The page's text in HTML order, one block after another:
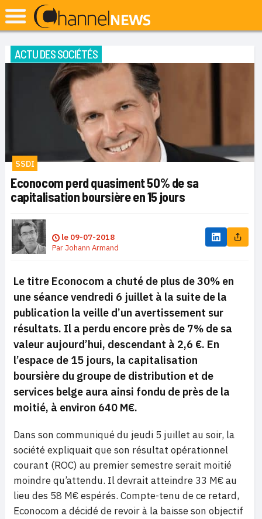
ACTU DES SOCIÉTÉS
SSDI
Econocom perd quasiment 50% de sa
capitalisation boursière en 15 jours
le 09-07-2018
Par Johann Armand
Le titre Econocom a chuté de plus de 30% en
une séance vendredi 6 juillet à la suite de la
publication la veille d’un avertissement sur
résultats. Il a perdu encore près de 7% de sa
valeur aujourd’hui, descendant à 2,6 €. En
l’espace de 15 jours, la capitalisation
boursière du groupe de distribution et de
services belge aura ainsi fondu de près de la
moitié, à environ 640 M€.
Dans son communiqué du jeudi 5 juillet au soir, la
société expliquait que son résultat opérationnel
courant (ROC) au premier semestre serait moitié
moindre qu’attendu. Il devrait atteindre 33 M€ au
lieu des 58 M€ espérés. Compte-tenu de ce retard,
Econocom a décidé de revoir à la baisse son objectif